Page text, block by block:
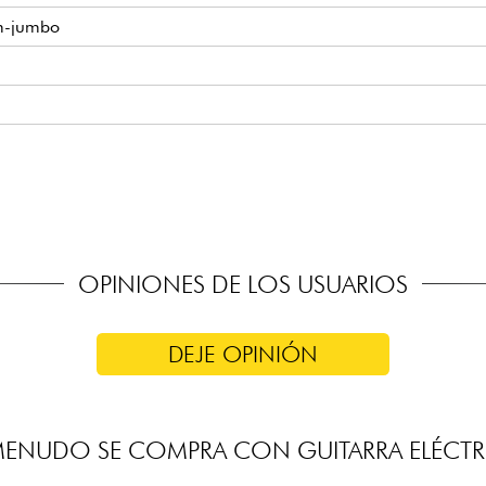
jumbo
OPINIONES DE LOS USUARIOS
DEJE OPINIÓN
SE COMPRA CON GUITARRA